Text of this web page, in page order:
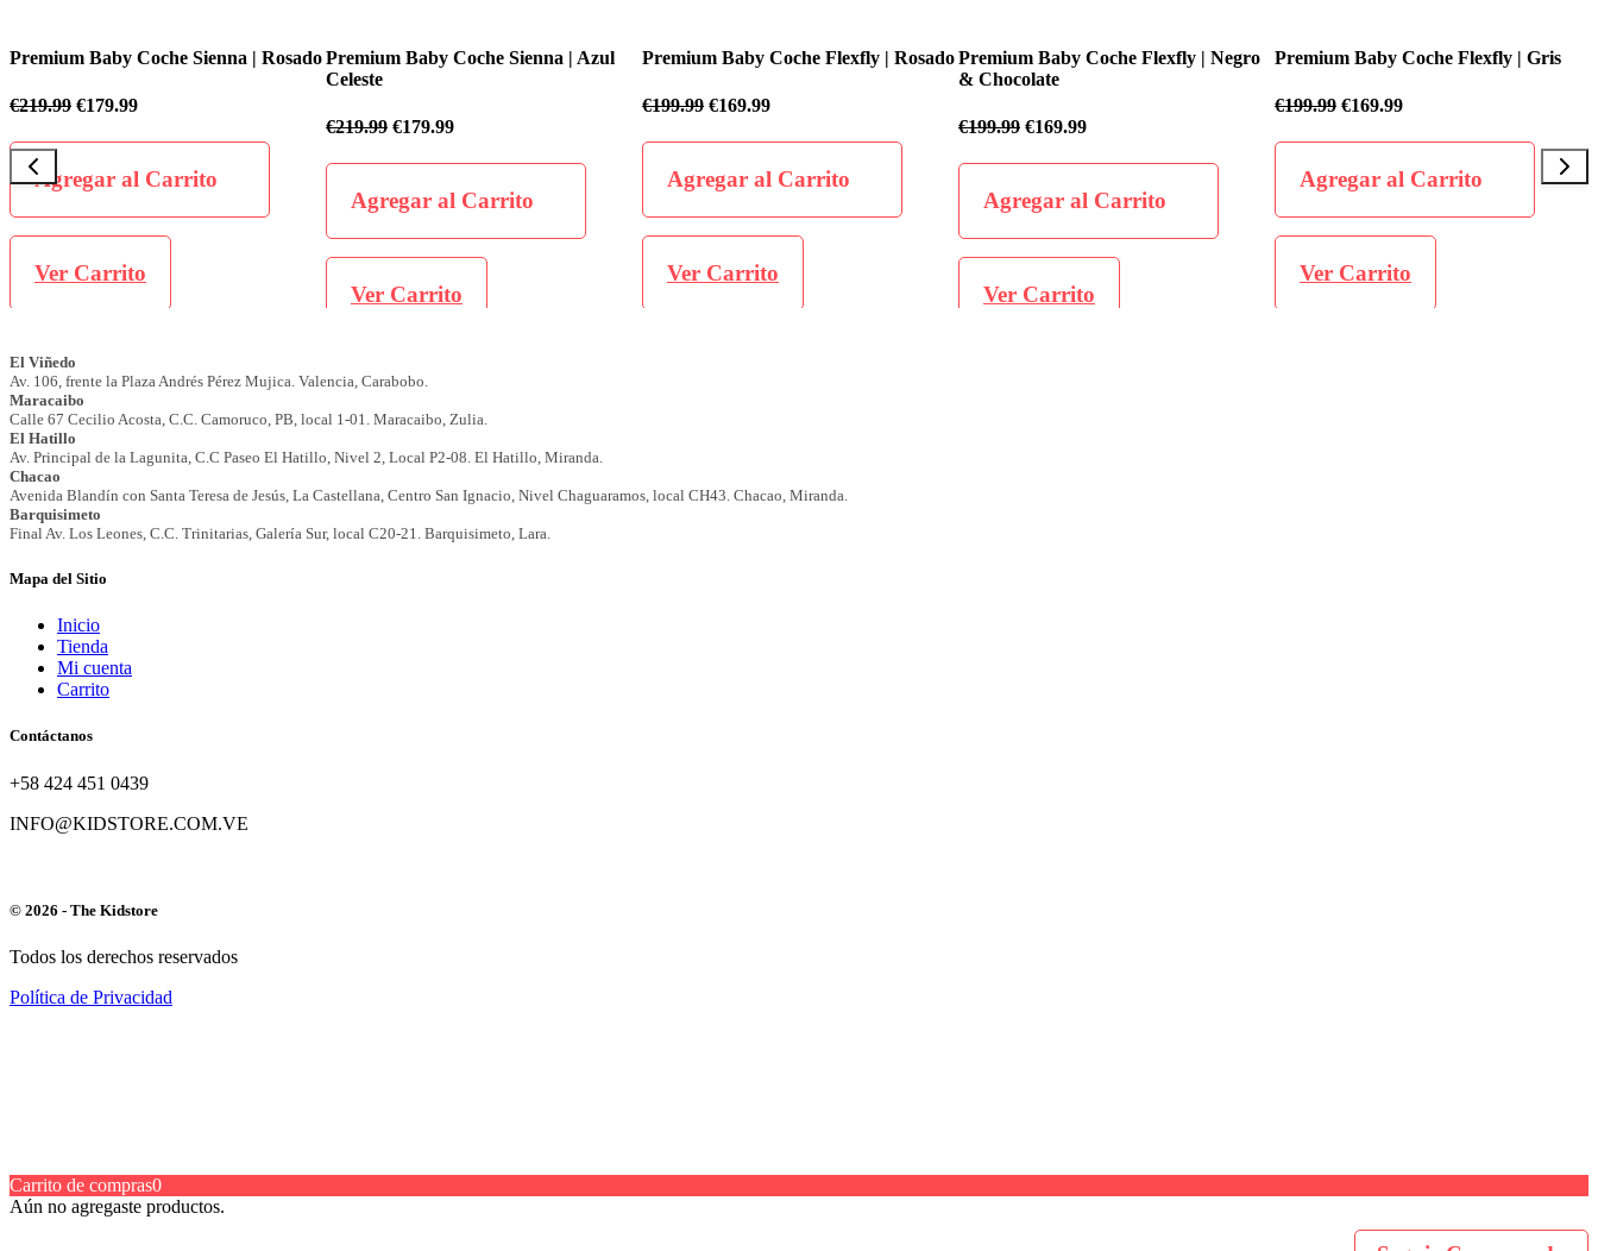
Premium Baby Coche Sienna | Azul
Premium Baby Coche Flexfly | RosadoPremium Baby Coche Flexfly | Negro
Premium Baby Coche Flexfly | Gris Premium Baby Coche Flexfly | Negro
€199.99 €169.99
Agregar al Carrito
Ver Carrito
Mapa del Sitio
Inicio
Tienda
Mi cuenta
Carrito
Contáctanos
+58 424 451 0439
INFO@KIDSTORE.COM.VE
© 2026 - The Kidstore
Todos los derechos reservados
Política de Privacidad
Carrito de compras0
Aún no agregaste productos.